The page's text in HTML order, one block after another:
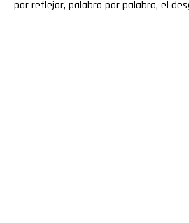
por reflejar, palabra por palabra, el